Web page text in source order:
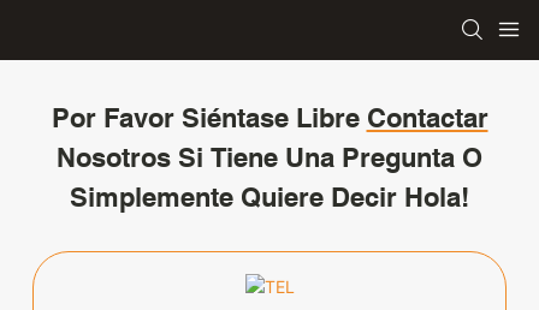
Por Favor Siéntase Libre Contactar
Nosotros Si Tiene Una Pregunta O
Simplemente Quiere Decir Hola!